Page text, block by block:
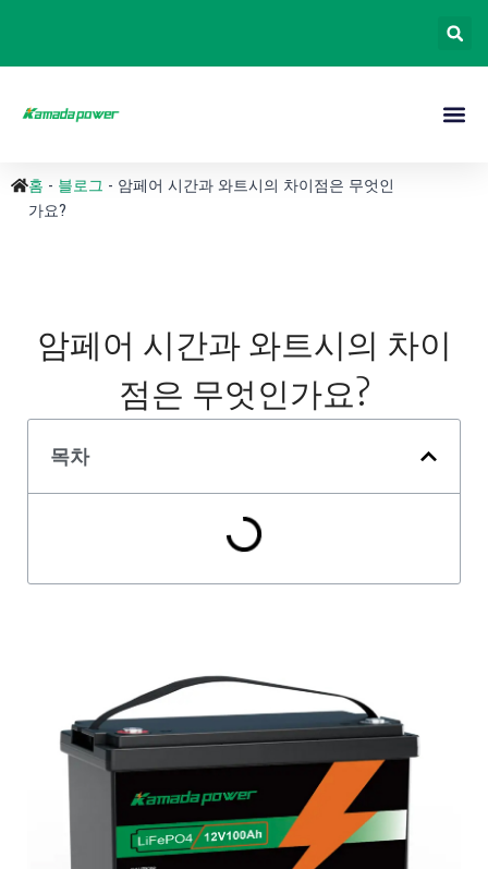
홈 - 블로그 - 암페어 시간과 와트시의 차이점은 무엇인
가요?
암페어 시간과 와트시의 차이
점은 무엇인가요?
목차